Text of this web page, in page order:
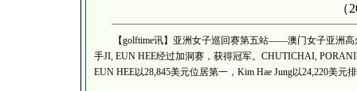
（
【golftime讯】亚洲女子巡回赛第五站——澳门女子亚洲高
手JI, EUN HEE经过加洞赛，获得冠军。CHUTICHAI,
EUN HEE以28,845美元位居第一，Kim Hae Jung以24,220美